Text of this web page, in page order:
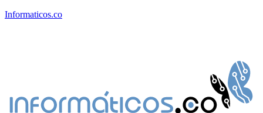
Informaticos.co